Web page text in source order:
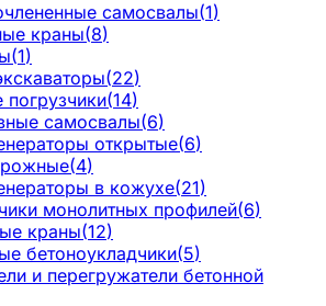
самосвалы(1)
краны(8)
(1)
(22)
(14)
самосвалы(6)
открытые(6)
(4)
в кожухе(21)
монолитных профилей(6)
краны(12)
бетоноукладчики(5)
и перегружатели бетонной